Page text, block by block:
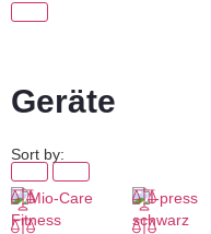
Geräte
Sort by: